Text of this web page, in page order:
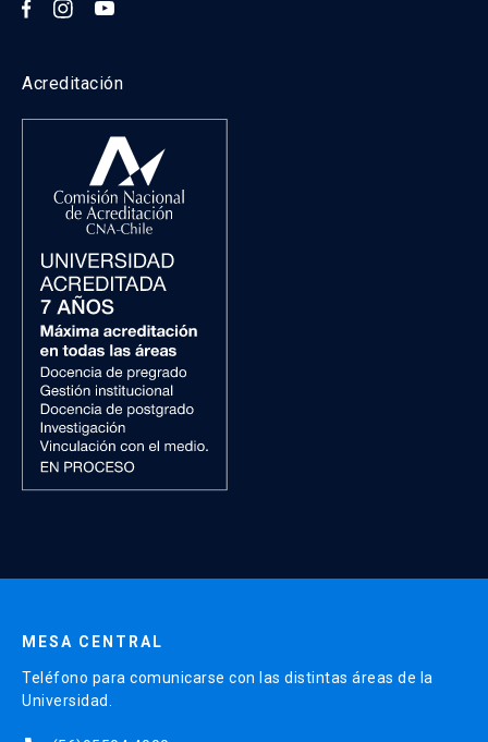
Acreditación
MESA CENTRAL
Teléfono para comunicarse con las distintas áreas de la
Universidad.